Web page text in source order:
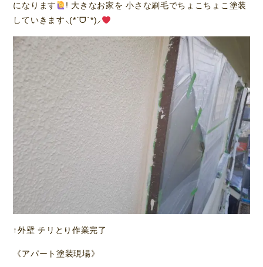
になります
! 大きなお家を 小さな刷毛でちょこちょこ塗装
していきます⸜(*ˊᗜˋ*)⸝
↑外壁 チリとり作業完了
《アパート塗装現場》